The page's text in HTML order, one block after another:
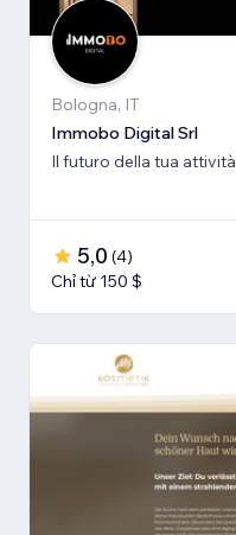
Bologna, IT
Immobo Digital Srl
Il futuro della tua attività
5,0 (4)
Chỉ từ 150 $